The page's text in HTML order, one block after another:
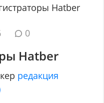
Hatber
0
Hatber
редакция